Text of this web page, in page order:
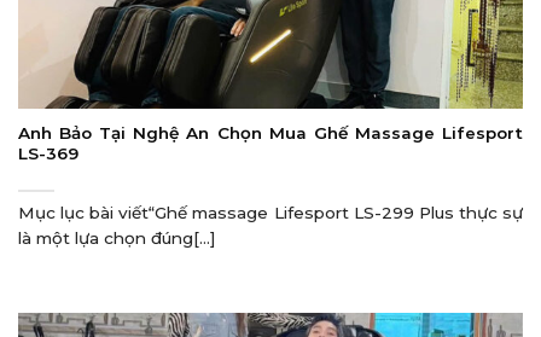
Anh Bảo Tại Nghệ An Chọn Mua Ghế Massage Lifesport
LS-369
Mục lục bài viết“Ghế massage Lifesport LS-299 Plus thực sự
là một lựa chọn đúng[...]